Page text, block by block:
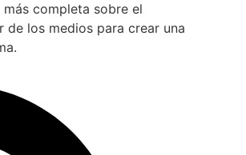
completa sobre el
los medios para crear una